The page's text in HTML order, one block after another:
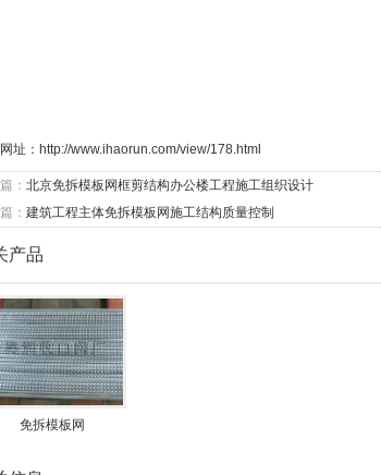
址： http://www.ihaorun.com/view/178.html
： 北京免拆模板网框剪结构办公楼工程施工组织设计
： 建筑工程主体免拆模板网施工结构质量控制
产品
免拆模板网